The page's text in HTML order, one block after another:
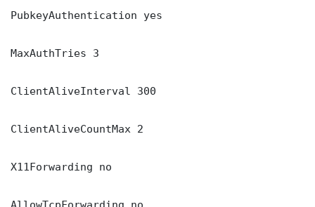
PubkeyAuthentication yes
MaxAuthTries 3
ClientAliveInterval 300
ClientAliveCountMax 2
X11Forwarding no
AllowTcpForwarding no